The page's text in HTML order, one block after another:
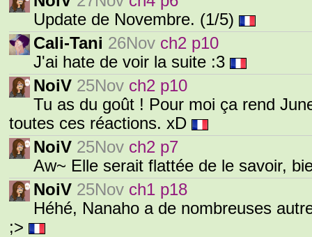
Update de Novembre. (1/5)
Cali-Tani 26Nov ch2 p10
J'ai hate de voir la suite :3
NoiV 25Nov ch2 p10
Tu as du goût ! Pour moi ça rend
toutes ces réactions. xD
NoiV 25Nov ch2 p7
Aw~ Elle serait flattée de le savoir,
NoiV 25Nov ch1 p18
Héhé, Nanaho a de nombreuses
;>